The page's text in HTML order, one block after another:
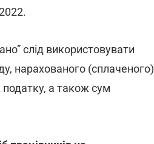
слід використовувати
нарахованого (сплаченого)
податку, а також сум